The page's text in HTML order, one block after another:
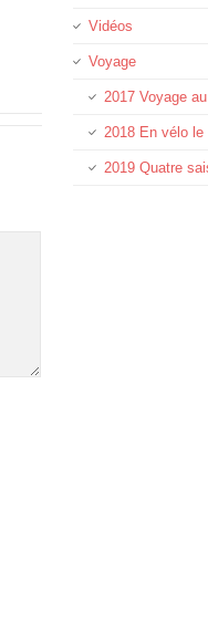
Vidéos
Voyage
2017 Voyage
2018 En vélo le
2019 Quatre